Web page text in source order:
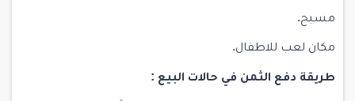
مسبح.
مكان لعب للاطفال.
طريقة دفع الثمن في حالات البيع :